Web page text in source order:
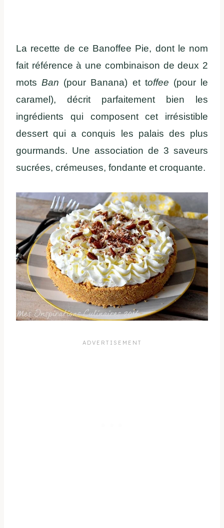
La recette de ce Banoffee Pie, dont le nom
fait référence à une combinaison de deux 2
motsBan (pour Banana) et toffee (pour le
caramel), décrit parfaitement bien les
ingrédients qui composent cet irrésistible
dessert qui a conquis les palais des plus
gourmands. Une association de 3 saveurs
sucrées, crémeuses, fondante et croquante.